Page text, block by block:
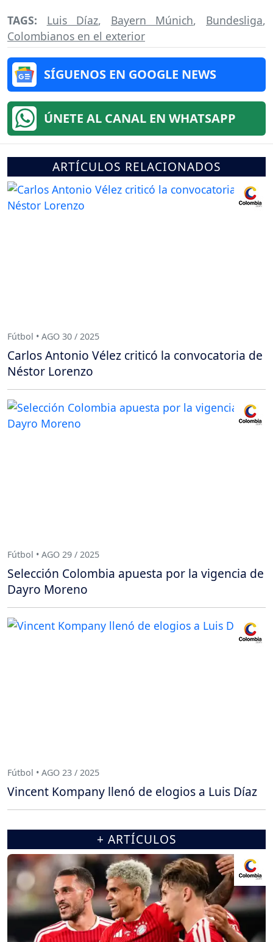
TAGS: Luis Díaz, Bayern Múnich, Bundesliga,
Colombianos en el exterior
SÍGUENOS EN GOOGLE NEWS
ÚNETE AL CANAL EN WHATSAPP
ARTÍCULOS RELACIONADOS
Fútbol • AGO 30 / 2025
Carlos Antonio Vélez criticó la convocatoria de
Néstor Lorenzo
Fútbol • AGO 29 / 2025
Selección Colombia apuesta por la vigencia de
Dayro Moreno
Fútbol • AGO 23 / 2025
Vincent Kompany llenó de elogios a Luis Díaz
+ ARTÍCULOS